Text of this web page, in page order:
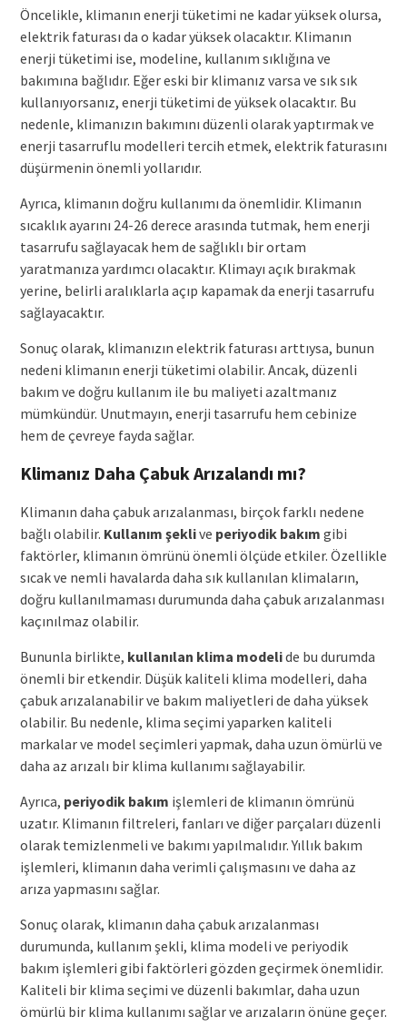
Öncelikle, klimanın enerji tüketimi ne kadar yüksek olursa,
elektrik faturası da o kadar yüksek olacaktır. Klimanın
enerji tüketimi ise, modeline, kullanım sıklığına ve
bakımına bağlıdır. Eğer eski bir klimanız varsa ve sık sık
kullanıyorsanız, enerji tüketimi de yüksek olacaktır. Bu
nedenle, klimanızın bakımını düzenli olarak yaptırmak ve
enerji tasarruflu modelleri tercih etmek, elektrik faturasını
düşürmenin önemli yollarıdır.
Ayrıca, klimanın doğru kullanımı da önemlidir. Klimanın
sıcaklık ayarını 24-26 derece arasında tutmak, hem enerji
tasarrufu sağlayacak hem de sağlıklı bir ortam
yaratmanıza yardımcı olacaktır. Klimayı açık bırakmak
yerine, belirli aralıklarla açıp kapamak da enerji tasarrufu
sağlayacaktır.
Sonuç olarak, klimanızın elektrik faturası arttıysa, bunun
nedeni klimanın enerji tüketimi olabilir. Ancak, düzenli
bakım ve doğru kullanım ile bu maliyeti azaltmanız
mümkündür. Unutmayın, enerji tasarrufu hem cebinize
hem de çevreye fayda sağlar.
Klimanız Daha Çabuk Arızalandı mı?
Klimanın daha çabuk arızalanması, birçok farklı nedene
bağlı olabilir. Kullanım şeklive periyodik bakım gibi
faktörler, klimanın ömrünü önemli ölçüde etkiler. Özellikle
sıcak ve nemli havalarda daha sık kullanılan klimaların,
doğru kullanılmaması durumunda daha çabuk arızalanması
kaçınılmaz olabilir.
Bununla birlikte, kullanılan klima modelide bu durumda
önemli bir etkendir. Düşük kaliteli klima modelleri, daha
çabuk arızalanabilir ve bakım maliyetleri de daha yüksek
olabilir. Bu nedenle, klima seçimi yaparken kaliteli
markalar ve model seçimleri yapmak, daha uzun ömürlü ve
daha az arızalı bir klima kullanımı sağlayabilir.
Ayrıca, periyodik bakım işlemleri de klimanın ömrünü
uzatır. Klimanın filtreleri, fanları ve diğer parçaları düzenli
olarak temizlenmeli ve bakımı yapılmalıdır. Yıllık bakım
işlemleri, klimanın daha verimli çalışmasını ve daha az
arıza yapmasını sağlar.
Sonuç olarak, klimanın daha çabuk arızalanması
durumunda, kullanım şekli, klima modeli ve periyodik
bakım işlemleri gibi faktörleri gözden geçirmek önemlidir.
Kaliteli bir klima seçimi ve düzenli bakımlar, daha uzun
ömürlü bir klima kullanımı sağlar ve arızaların önüne geçer.